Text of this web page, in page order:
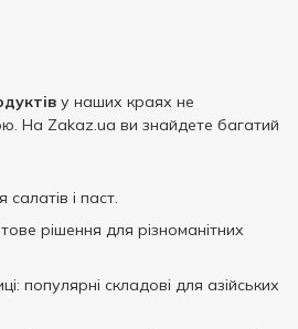
у наших краях не
На Zakaz.ua ви знайдете багатий
салатів і паст.
рішення для різноманітних
популярні складові для азійських